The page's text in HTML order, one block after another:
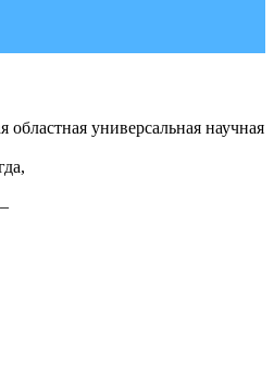
универсальная научная